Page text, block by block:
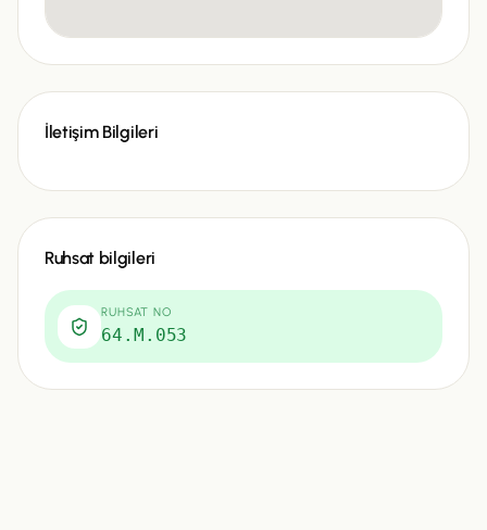
İletişim Bilgileri
Ruhsat bilgileri
RUHSAT NO
64.M.053